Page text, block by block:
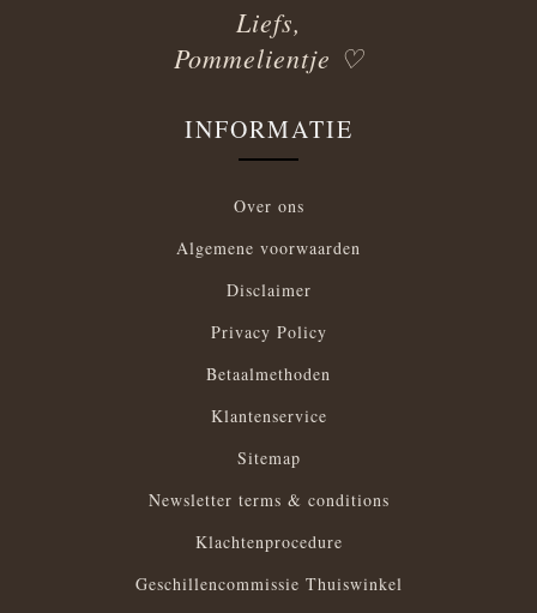
Liefs,
Pommelientje ♡
INFORMATIE
Over ons
Algemene voorwaarden
Disclaimer
Privacy Policy
Betaalmethoden
Klantenservice
Sitemap
Newsletter terms & conditions
Klachtenprocedure
Geschillencommissie Thuiswinkel